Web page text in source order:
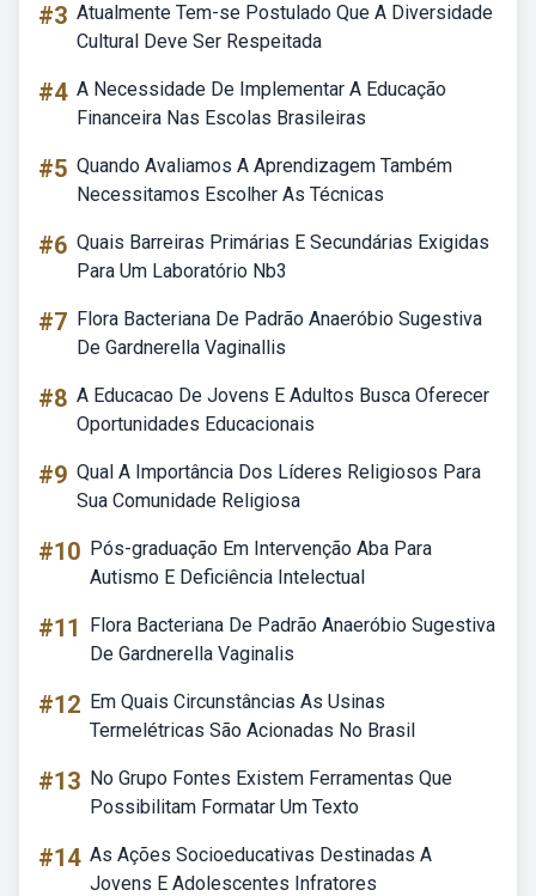
#3 Atualmente Tem-se Postulado Que A Diversidade
Cultural Deve Ser Respeitada
#4 A Necessidade De Implementar A Educação
Financeira Nas Escolas Brasileiras
#5 Quando Avaliamos A Aprendizagem Também
Necessitamos Escolher As Técnicas
#6 Quais Barreiras Primárias E Secundárias Exigidas
Para Um Laboratório Nb3
#7 Flora Bacteriana De Padrão Anaeróbio Sugestiva
De Gardnerella Vaginallis
#8 A Educacao De Jovens E Adultos Busca Oferecer
Oportunidades Educacionais
#9 Qual A Importância Dos Líderes Religiosos Para
Sua Comunidade Religiosa
#10 Pós-graduação Em Intervenção Aba Para
Autismo E Deficiência Intelectual
#11
Flora Bacteriana De Padrão Anaeróbio Sugestiva
De Gardnerella Vaginalis
#12 Em Quais Circunstâncias As Usinas
Termelétricas São Acionadas No Brasil
#13 No Grupo Fontes Existem Ferramentas Que
Possibilitam Formatar Um Texto
#14 As Ações Socioeducativas Destinadas A
Jovens E Adolescentes Infratores